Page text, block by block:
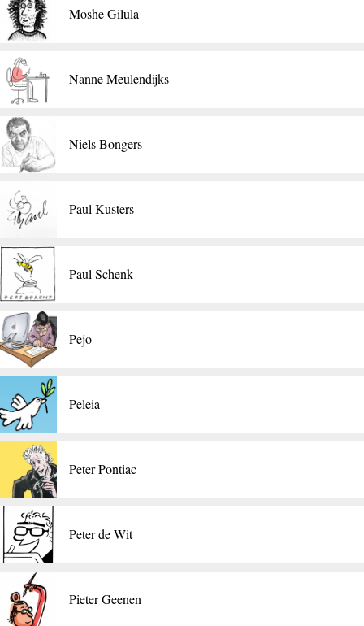
Moshe Gilula
Nanne Meulendijks
Niels Bongers
​Paul Kusters
Paul Schenk
Pejo
Peleia
​Peter Pontiac
Peter de Wit
Pieter Geenen